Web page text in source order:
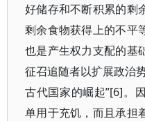
好储存和不断积累的剩
剩余食物获得上的不平
也是产生权力支配的基
征召追随者以扩展政治
古代国家的崛起”[6]。
单用于充饥，而且承担